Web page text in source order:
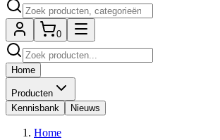
0
Home
Producten
Kennisbank
Nieuws
Home